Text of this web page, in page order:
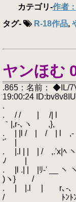
カテゴリ-作者
タグ- R-18作品,
ヤンほむ
.865：名前： ◆IL/
19:00:24
.
. / / | /|
｀|,r-､ヽ ,},
. | |l / | / |
'´ |
. |.l | | | /
ﾉ |
. |l .| | |ﾘ-'
)ヽ} /
. | |.l | r､-､
/ ﾄﾝﾄﾝﾄﾝ